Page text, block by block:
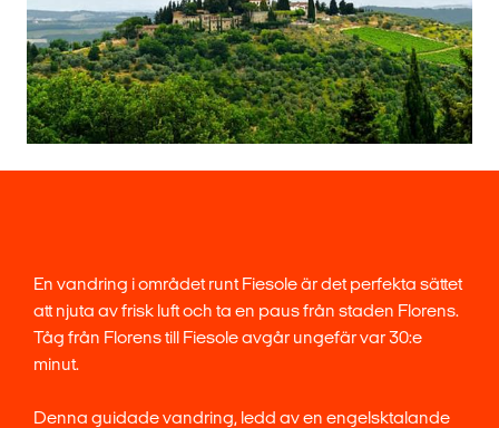
En vandring i området runt Fiesole är det perfekta sättet
att njuta av frisk luft och ta en paus från staden Florens.
Tåg från Florens till Fiesole avgår ungefär var 30:e
minut.
Denna guidade vandring, ledd av en engelsktalande